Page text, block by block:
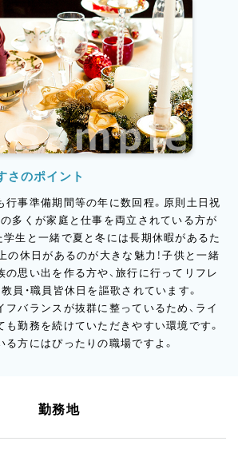
されている方ばかり。「先生」として独り立
輩講師の方のサポートを受けながら、学ん
っているので安心してくださいね。1～2年
け持ってもらい、授業だけではなく進路相
より深く学生たちと関わっていただきたい
ありますが、卒業時に自分が受け持った学
良かった！」「ありがとう！」と嬉しい言葉
がいに繋がっている…そんな感動や喜びを
さのポイント
行事準備期間等の年に数回程。原則土日祝
多くが家庭と仕事を両立されている方が
学生と一緒で夏と冬には長期休暇があるた
の休日があるのが大きな魅力！子供と一緒
の思い出を作る方や、旅行に行ってリフレ
員・職員皆休日を謳歌されています。
バランスが抜群に整っているため、ライ
勤務を続けていただきやすい環境です。
方にはぴったりの職場ですよ。
勤務地